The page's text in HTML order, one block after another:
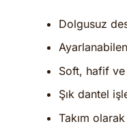
Dolgusuz
Soft, hafif
Şık dantel
Takım